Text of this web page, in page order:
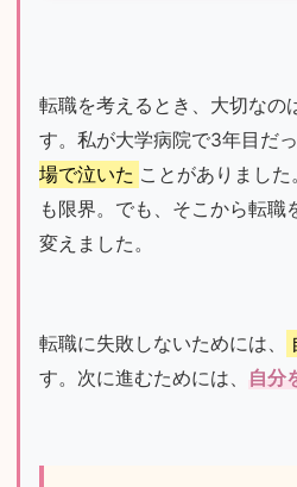
転職を考えるとき、大切なの
す。私が大学病院で3年目だっ
場で泣いた ことがありまし
も限界。でも、そこから転職
変えました。
転職に失敗しないためには、
す。次に進むためには、
自分